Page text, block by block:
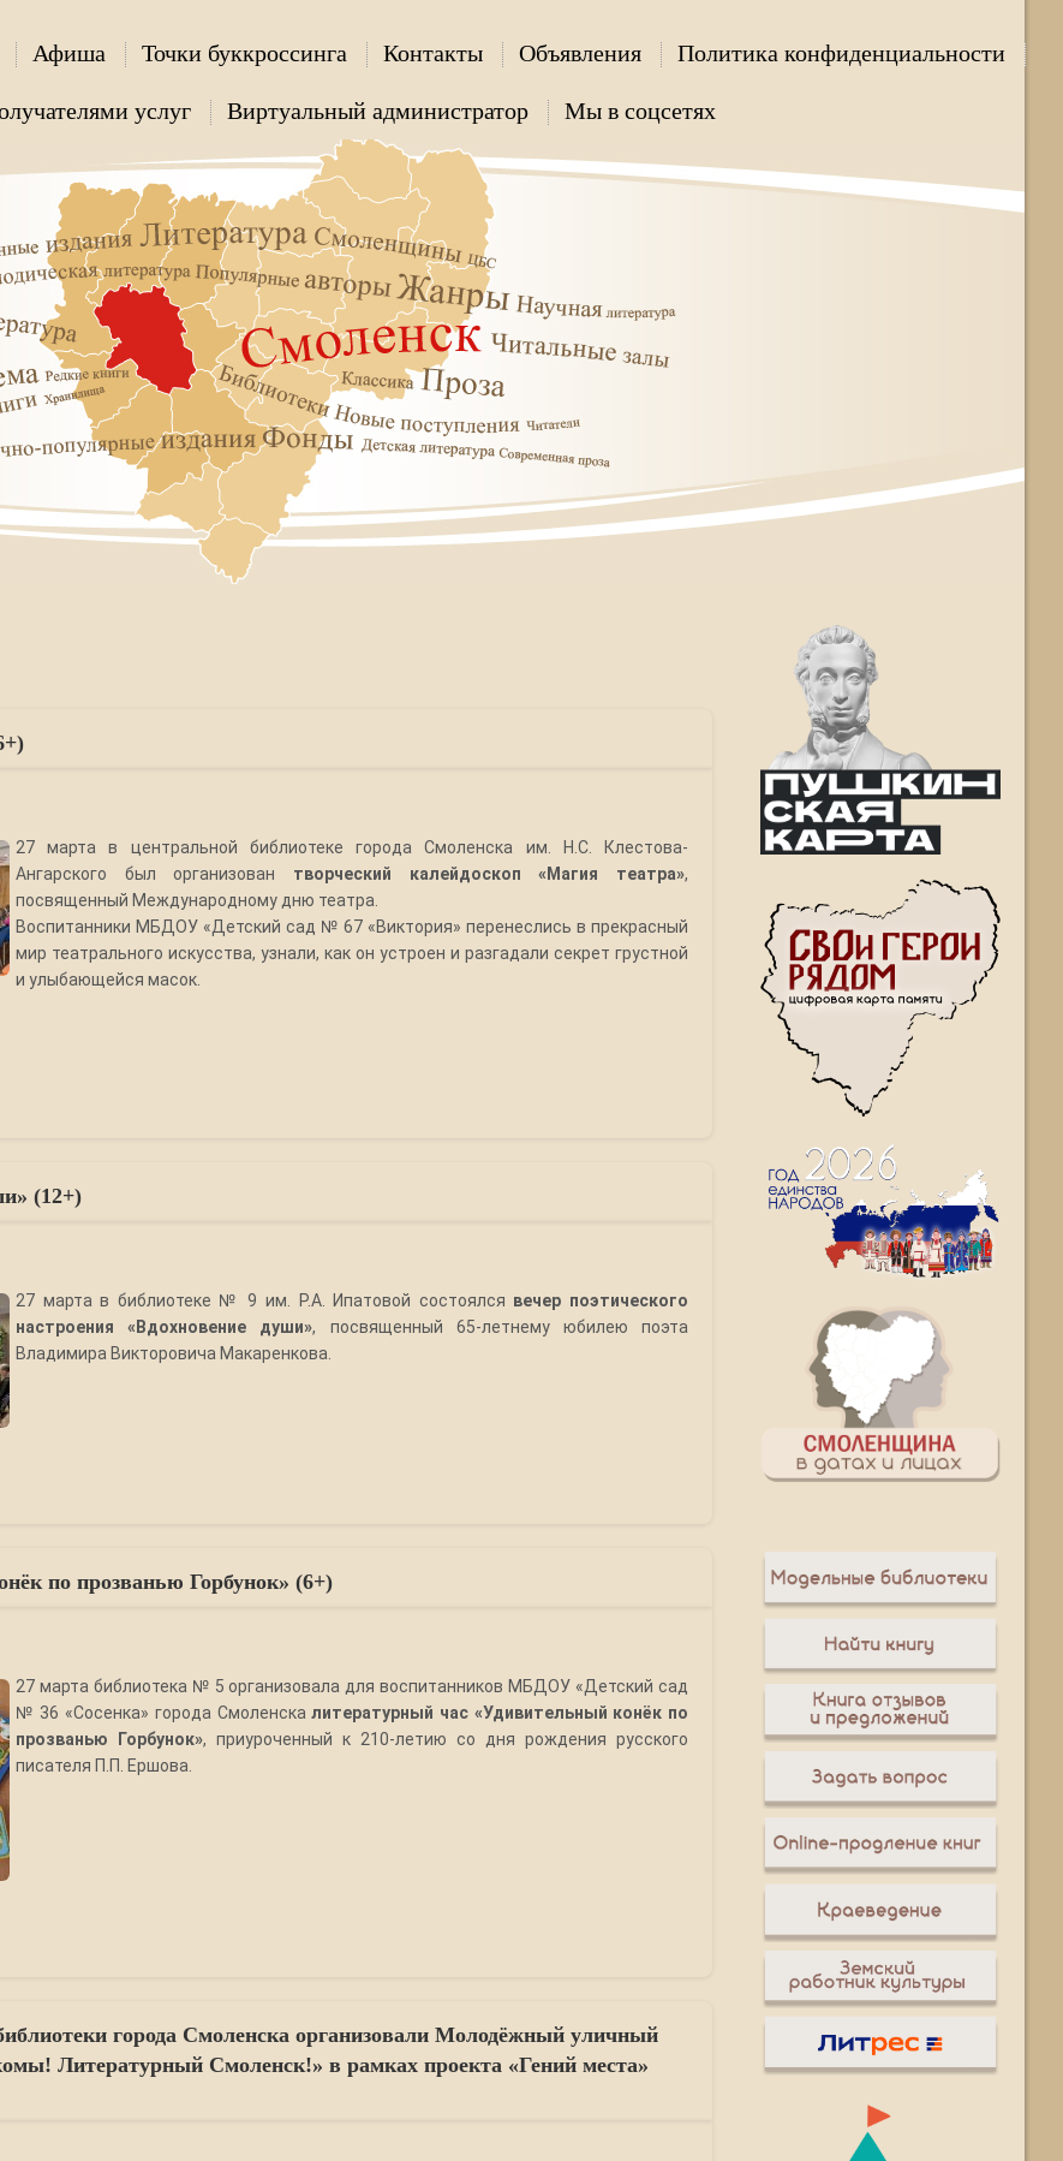
Афиша Точки буккроссинга Контакты Объявления Политика конфиденциальности
услуг Виртуальный администратор Мы в соцсетях
27 марта в центральной библиотеке города Смоленска им. Н.С. Клестова-
Ангарского был организован творческий калейдоскоп «Магия театра»,
посвященный Международному дню театра.
Воспитанники МБДОУ «Детский сад № 67 «Виктория» перенеслись в прекрасный
мир театрального искусства, узнали, как он устроен и разгадали секрет грустной
и улыбающейся масок.
(12+)
27 марта в библиотеке № 9 им. Р.А. Ипатовой состоялся вечер поэтического
настроения «Вдохновение души», посвященный 65-летнему юбилею поэта
Владимира Викторовича Макаренкова.
по прозванью Горбунок» (6+)
27 марта библиотека № 5 организовала для воспитанников МБДОУ «Детский сад
№ 36 «Сосенка» города Смоленскалитературный час «Удивительный конёк по
прозванью Горбунок», приуроченный к 210-летию со дня рождения русского
писателя П.П. Ершова.
города Смоленска организовали Молодёжный уличный
Литературный Смоленск!» в рамках проекта «Гений места»